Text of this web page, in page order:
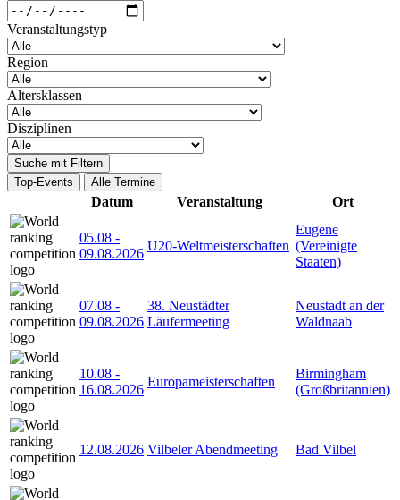
Veranstaltungstyp
Region
Altersklassen
Disziplinen
Suche mit Filtern
Top-Events
Alle Termine
Datum Veranstaltung Ort
05.08 -
09.08.2026
U20-Weltmeisterschaften
Eugene
(Vereinigte
Staaten)
07.08 -
09.08.2026
38. Neustädter
Läufermeeting
Neustadt an der
Waldnaab
10.08 -
16.08.2026
Europameisterschaften
Birmingham
(Großbritannien)
12.08.2026 Vilbeler Abendmeeting Bad Vilbel